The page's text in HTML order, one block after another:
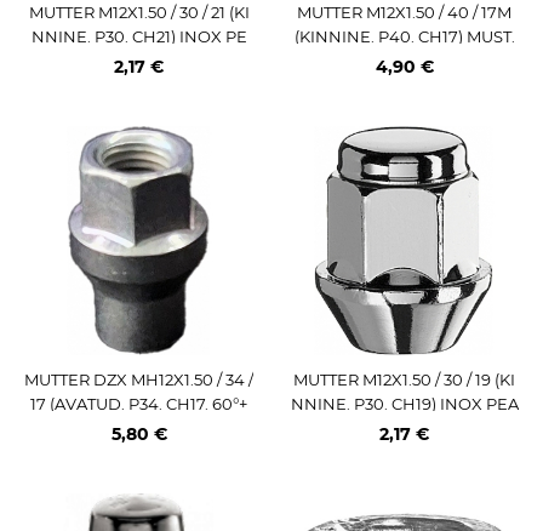
MUTTER M12X1.50 / 30 / 21 (KI
NNINE. P30. CH21) INOX PE
A. MAZDA OE
2,17 €
MUTTER M12X1.50 / 40 / 17M
(KINNINE. P40. CH17) MUST.
ALU 18G
4,90 €
MUTTER DZX MH12X1.50 / 34 /
17 (AVATUD. P34. CH17. 60°+
HÜLSS 15.7 / 10MM)
5,80 €
MUTTER M12X1.50 / 30 / 19 (KI
NNINE. P30. CH19) INOX PEA
(BMW E12)
2,17 €